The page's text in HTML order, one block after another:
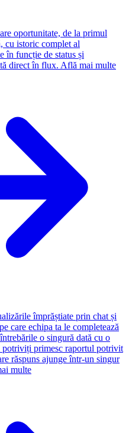
oportunitate, de la primul
cu istoric complet al
în funcție de status și
direct în flux. Află mai multe
împrăștiate prin chat și
care echipa ta le completează
o singură dată cu o
potriviți primesc raportul potrivit
răspuns ajunge într-un singur
multe